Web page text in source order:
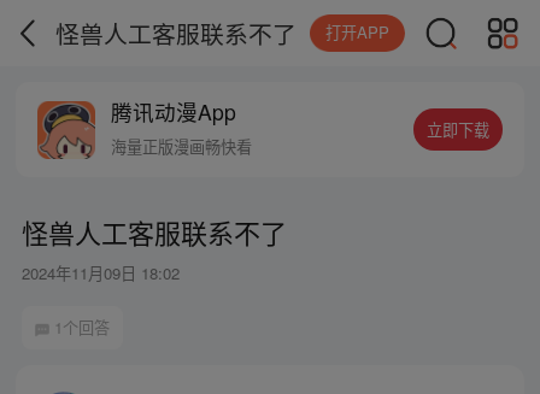
怪兽人工客服联系不了 打开APP
腾讯动漫App
海量正版漫画畅快看
立即下载
怪兽人工客服联系不了
2024年11月09日 18:02
1个回答